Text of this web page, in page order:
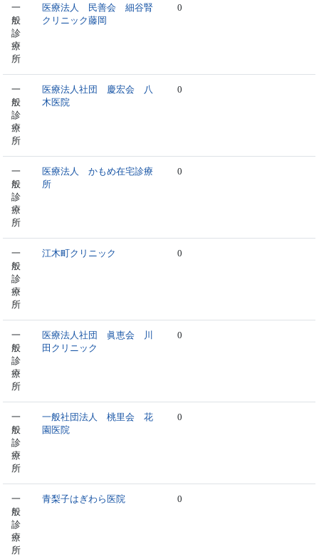
一
般
診
療
所
医療法人 民善会 細谷腎
クリニック藤岡
0
一
般
診
療
所
医療法人社団 慶宏会 八
木医院
0
一
般
診
療
所
医療法人 かもめ在宅診療
所
0
一
般
診
療
所
江木町クリニック 0
一
般
診
療
所
医療法人社団 眞恵会 川
田クリニック
0
一
般
診
療
所
一般社団法人 桃里会 花
園医院
0
一
般
診
療
所
青梨子はぎわら医院 0